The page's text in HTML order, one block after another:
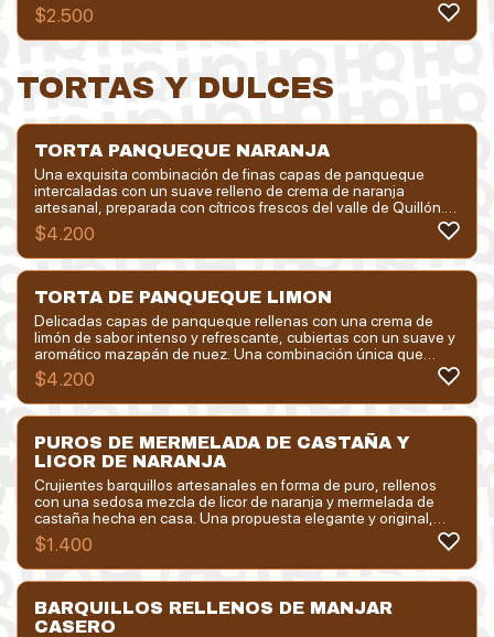
$2.500
TORTAS Y DULCES
TORTA PANQUEQUE NARANJA
Una exquisita combinación de finas capas de panqueque
intercaladas con un suave relleno de crema de naranja
artesanal, preparada con cítricos frescos del valle de Quillón.
Con un equilibrio perfecto entre dulzor y acidez, esta torta es
un clásico que evoca tradición y sabor casero. Ideal para
acompañar un buen café o cerrar una comida con un toque
fresco y elegante.
$4.200
TORTA DE PANQUEQUE LIMON
Delicadas capas de panqueque rellenas con una crema de
limón de sabor intenso y refrescante, cubiertas con un suave y
aromático mazapán de nuez. Una combinación única que
fusiona lo cítrico con lo tostado y dulce, logrando un equilibrio
perfecto en cada bocado. Un postre elegante y lleno de
carácter, ideal para los amantes de los sabores con
personalidad.
$4.200
PUROS DE MERMELADA DE CASTAÑA Y
LICOR DE NARANJA
Crujientes barquillos artesanales en forma de puro, rellenos
con una sedosa mezcla de licor de naranja y mermelada de
castaña hecha en casa. Una propuesta elegante y original,
donde el dulzor profundo de la castaña se encuentra con las
notas cítricas y licorosas, creando una experiencia sofisticada
y memorable. Perfectos para acompañar un espumante o un
buen café.
$1.400
BARQUILLOS RELLENOS DE MANJAR
CASERO